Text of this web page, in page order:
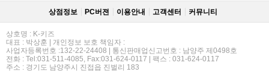
상점정보 PC버젼 이용안내 고객센터 커뮤니티
상호명 : K-키즈
대표 : 박상훈 | 개인정보 보호 책임자 :
사업자등록번호 :132-22-24408 | 통신판매업신고번호 : 남양주 제0498호
전화 : Tel:031-511-4085, Fax:031-624-0117 | 팩스 : 031-624-0117
주소 : 경기도 남양주시 진접읍 진벌리 183